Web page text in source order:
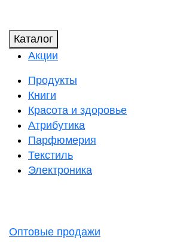
Каталог
Акции
Продукты
Книги
Красота и здоровье
Атрибутика
Парфюмерия
Текстиль
Электроника
Оптовые продажи